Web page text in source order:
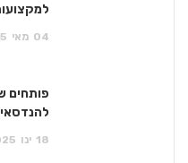
04 מאי
פותחים
18 ינו